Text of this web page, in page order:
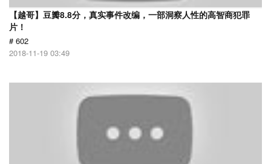
【越哥】豆瓣8.8分，真实事件改编，一部洞察人性的高智商犯罪
片！
# 602
2018-11-19 03:49